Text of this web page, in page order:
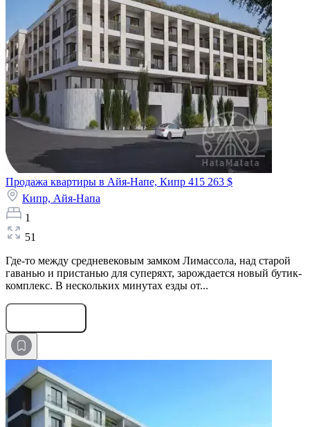
Продажа квартиры в Айя-Напе, Кипр 415 263 $
Кипр, Айя-Напа
1
51
Где-то между средневековым замком Лимассола, над старой
гаванью и пристанью для суперяхт, зарождается новый бутик-
комплекс. В нескольких минутах езды от...